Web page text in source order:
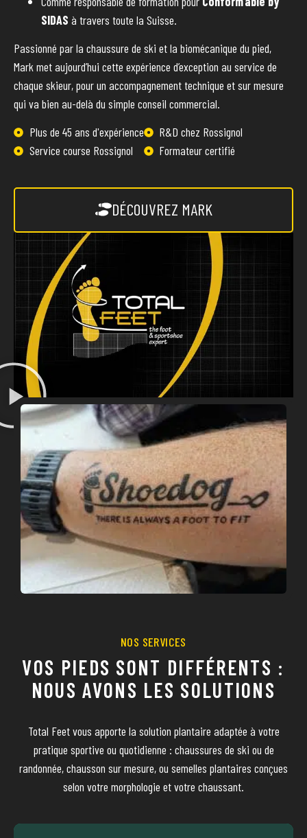
SIDAS à travers toute la Suisse.
Passionné par la chaussure de ski et la biomécanique du pied,
Mark met aujourd’hui cette expérience d’exception au service de
chaque skieur, pour un accompagnement technique et sur mesure
qui va bien au-delà du simple conseil commercial.
Plus de 45 ans d'expérience
Service course Rossignol
R&D chez Rossignol
Formateur certifié
DÉCOUVREZ MARK
NOS SERVICES
VOS PIEDS SONT DIFFÉRENTS :
NOUS AVONS LES SOLUTIONS
Total Feet vous apporte la solution plantaire adaptée à votre
pratique sportive ou quotidienne : chaussures de ski ou de
randonnée, chausson sur mesure, ou semelles plantaires conçues
selon votre morphologie et votre chaussant.